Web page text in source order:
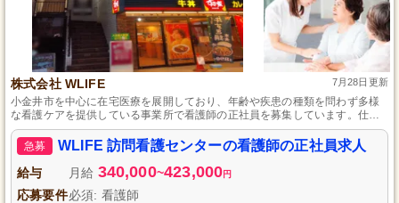
株式会社 WLIFE 7月28日更新
小金井市を中心に在宅医療を展開しており、年齢や疾患の種類を問わず多様
な看護ケアを提供している事業所で看護師の正社員を募集しています。仕事
内容は訪問看護による健康管理からリハビリテーション、終末期の看護まで
幅広く、働き方も柔軟に対応しています。看護師として地域の健康を支えた
い方には最適です。
急募 WLIFE 訪問看護センターの看護師の正社員求人
給与 月給 340,000~423,000円
応募要件必須: 看護師